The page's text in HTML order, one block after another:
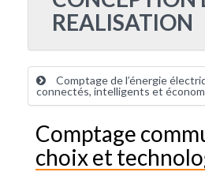
REALISATION
Comptage de l’énergie
connectés, intelligents et
Comptage
choix et